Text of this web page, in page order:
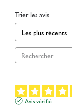
Trier les avis
Avis vérifié